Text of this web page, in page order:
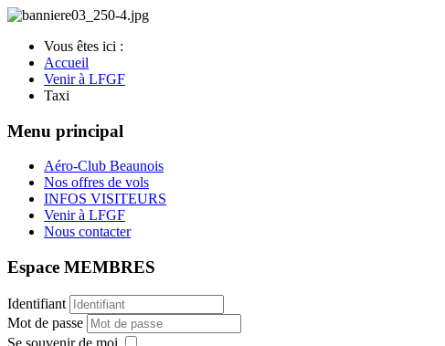
Vous êtes ici :
Accueil
Venir à LFGF
Taxi
Menu principal
Aéro-Club Beaunois
Nos offres de vols
INFOS VISITEURS
Venir à LFGF
Nous contacter
Espace MEMBRES
Identifiant
Mot de passe
Se souvenir de moi